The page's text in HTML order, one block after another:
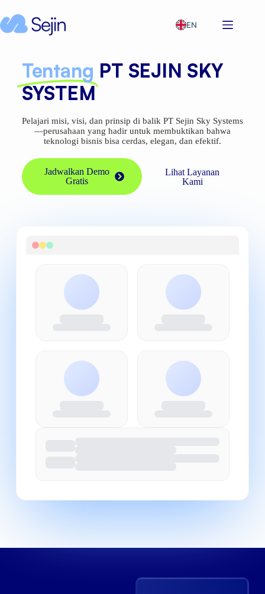
EN
Tentang PT SEJIN SKY
SYSTEM
Pelajari misi, visi, dan prinsip di balik PT Sejin Sky Systems
—perusahaan yang hadir untuk membuktikan bahwa
teknologi bisnis bisa cerdas, elegan, dan efektif.
Jadwalkan Demo
Gratis
Lihat Layanan
Kami